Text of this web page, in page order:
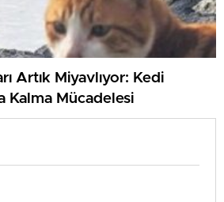
Artık Miyavlıyor: Kedi
Kalma Mücadelesi